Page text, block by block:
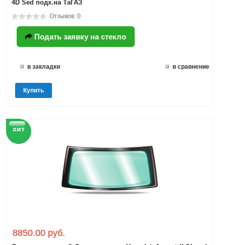
4D Sed подх.на ТаГАЗ
Отзывов: 0
Подать заявку на стекло
в закладки в сравнение
Купить
хит
8850.00 руб.